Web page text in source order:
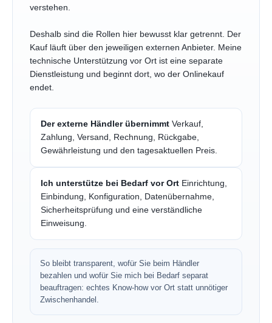
verstehen.
Deshalb sind die Rollen hier bewusst klar getrennt. Der
Kauf läuft über den jeweiligen externen Anbieter. Meine
technische Unterstützung vor Ort ist eine separate
Dienstleistung und beginnt dort, wo der Onlinekauf
endet.
Der externe Händler übernimmt Verkauf,
Zahlung, Versand, Rechnung, Rückgabe,
Gewährleistung und den tagesaktuellen Preis.
Ich unterstütze bei Bedarf vor Ort Einrichtung,
Einbindung, Konfiguration, Datenübernahme,
Sicherheitsprüfung und eine verständliche
Einweisung.
So bleibt transparent, wofür Sie beim Händler
bezahlen und wofür Sie mich bei Bedarf separat
beauftragen: echtes Know-how vor Ort statt unnötiger
Zwischenhandel.